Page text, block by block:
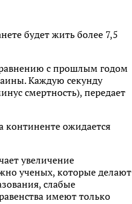
будет жить более 7,5
с прошлым годом
Каждую секунду
смертность), передает
ожидается
увеличение
ученых, которые делают
слабые
имеют только